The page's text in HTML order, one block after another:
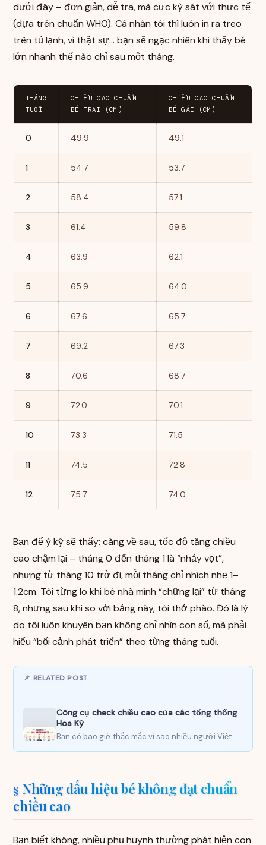
dưới đây – đơn giản, dễ tra, mà cực kỳ sát với thực tế
(dựa trên chuẩn WHO). Cá nhân tôi thì luôn in ra treo
trên tủ lạnh, vì thật sự… bạn sẽ ngạc nhiên khi thấy bé
lớn nhanh thế nào chỉ sau một tháng.
THÁNG
TUỔI
CHIỀU CAO CHUẨN
BÉ TRAI (CM)
CHIỀU CAO CHUẨN
BÉ GÁI (CM)
0 49.9 49.1
1 54.7 53.7
2 58.4 57.1
3 61.4 59.8
4 63.9 62.1
5 65.9 64.0
6 67.6 65.7
7 69.2 67.3
8 70.6 68.7
9 72.0 70.1
10 73.3 71.5
11 74.5 72.8
12 75.7 74.0
Bạn để ý kỹ sẽ thấy: càng về sau, tốc độ tăng chiều
cao chậm lại – tháng 0 đến tháng 1 là “nhảy vọt”,
nhưng từ tháng 10 trở đi, mỗi tháng chỉ nhích nhẹ 1–
1.2cm. Tôi từng lo khi bé nhà mình “chững lại” từ tháng
8, nhưng sau khi so với bảng này, tôi thở phào. Đó là lý
do tôi luôn khuyên bạn không chỉ nhìn con số, mà phải
hiểu “bối cảnh phát triển” theo từng tháng tuổi.
📌 RELATED POST
Công cụ check chiều cao của các tổng thống
Hoa Kỳ
Bạn có bao giờ thắc mắc vì sao nhiều người Việt – có thể là bạn, hoặc ít…
Những dấu hiệu bé không đạt chuẩn
chiều cao
Bạn biết không, nhiều phụ huynh thường phát hiện con